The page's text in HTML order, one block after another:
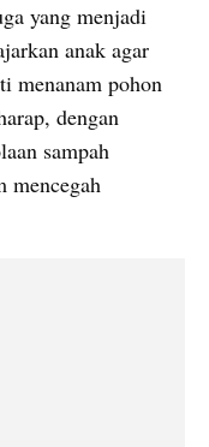
yang menjadi
anak agar
menanam pohon
dengan
sampah
mencegah